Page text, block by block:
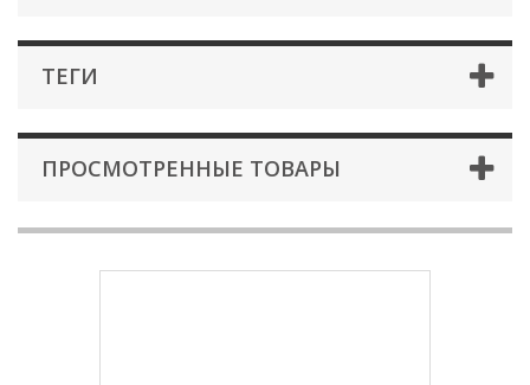
ТЕГИ
ПРОСМОТРЕННЫЕ ТОВАРЫ